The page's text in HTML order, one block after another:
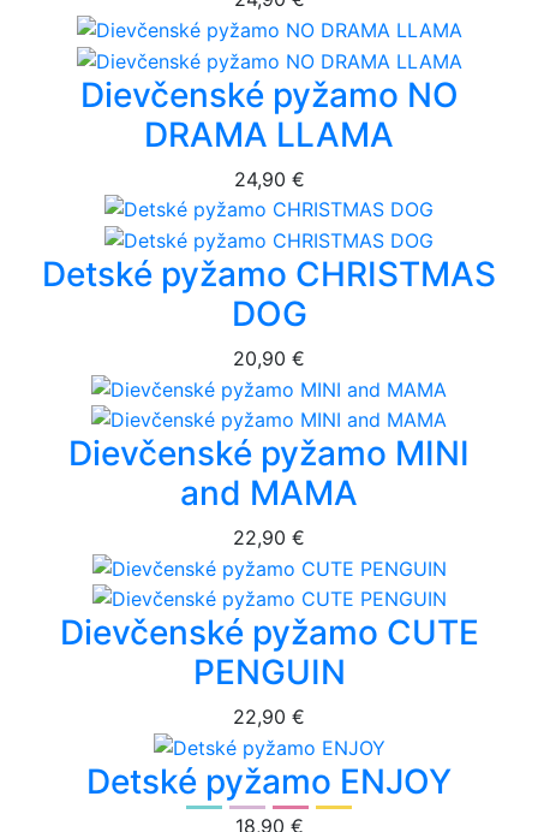
Dievčenské pyžamo NO
DRAMA LLAMA
24,90 €
Detské pyžamo CHRISTMAS
DOG
20,90 €
Dievčenské pyžamo MINI
and MAMA
22,90 €
Dievčenské pyžamo CUTE
PENGUIN
22,90 €
Detské pyžamo ENJOY
18,90 €